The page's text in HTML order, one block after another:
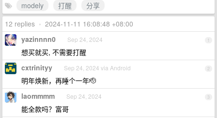
modely 打醒
分享
12 replies • 2024-11-11 16:08:48 +08:00
1
yazinnnn0 Sep 24, 2024
想买就买, 不需要打醒
2
cxtrinityy Sep 24, 2024 via Android
明年焕新，再睡个一年🫡
3
laommmm Sep 24, 2024
能全款吗？富哥